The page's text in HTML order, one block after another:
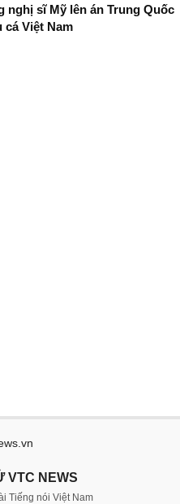
nghị sĩ Mỹ lên án Trung Quốc
cá Việt Nam
VTC NEWS
Tiếng nói Việt Nam